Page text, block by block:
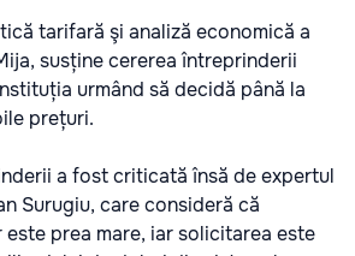
tarifară şi analiză economică a
susține cererea întreprinderii
urmând să decidă până la
prețuri.
a fost criticată însă de expertul
Surugiu, care consideră că
prea mare, iar solicitarea este